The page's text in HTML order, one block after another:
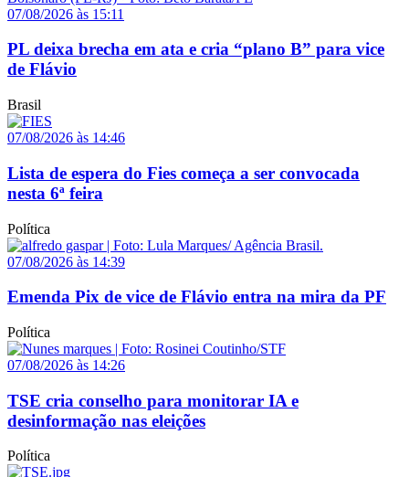
07/08/2026 às 15:11
PL deixa brecha em ata e cria “plano B” para vice
de Flávio
Brasil
07/08/2026 às 14:46
Lista de espera do Fies começa a ser convocada
nesta 6ª feira
Política
07/08/2026 às 14:39
Emenda Pix de vice de Flávio entra na mira da PF
Política
07/08/2026 às 14:26
TSE cria conselho para monitorar IA e
desinformação nas eleições
Política